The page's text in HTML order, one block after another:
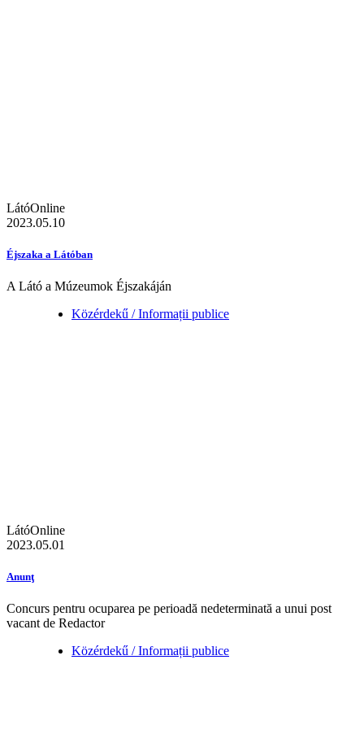
LátóOnline
2023.05.10
Éjszaka a Látóban
A Látó a Múzeumok Éjszakáján
Közérdekű / Informații publice
LátóOnline
2023.05.01
Anunţ
Concurs pentru ocuparea pe perioadă nedeterminată a unui post
vacant de Redactor
Közérdekű / Informații publice